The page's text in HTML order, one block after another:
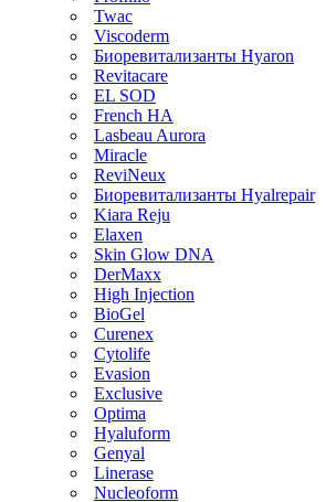
Twac
Viscoderm
Биоревитализанты Hyaron
Revitacare
EL SOD
French HA
Lasbeau Aurora
Miracle
ReviNeux
Биоревитализанты Hyalrepair
Kiara Reju
Elaxen
Skin Glow DNA
DerMaxx
High Injection
BioGel
Curenex
Cytolife
Evasion
Exclusive
Optima
Hyaluform
Genyal
Linerase
Nucleoform